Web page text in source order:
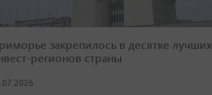
закрепилось в десятке лучших
регионов страны